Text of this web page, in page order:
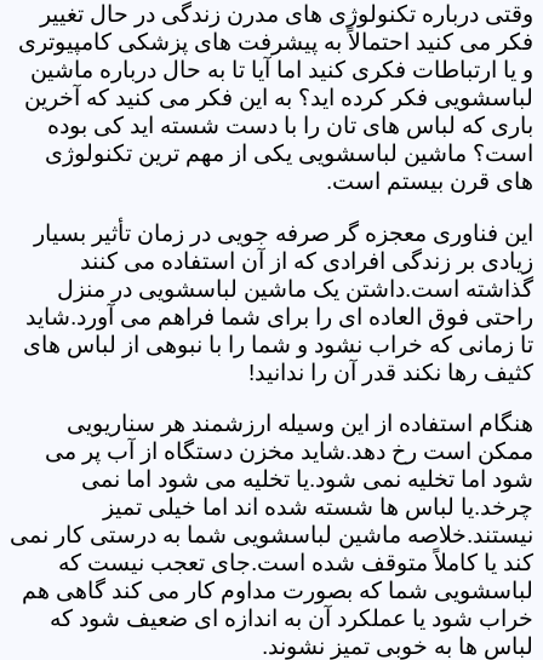
وقتی درباره تکنولوژی های مدرن زندگی در حال تغییر
فکر می کنید احتمالاً به پیشرفت های پزشکی کامپیوتری
و یا ارتباطات فکری کنید اما آیا تا به حال درباره ماشین
لباسشویی فکر کرده اید؟ به این فکر می کنید که آخرین
باری که لباس های تان را با دست شسته اید کی بوده
است؟ ماشین لباسشویی یکی از مهم ترین تکنولوژی
های قرن بیستم است.
این فناوری معجزه گر صرفه جویی در زمان تأثیر بسیار
زیادی بر زندگی افرادی که از آن استفاده می کنند
گذاشته است.داشتن یک ماشین لباسشویی در منزل
راحتی فوق العاده ای را برای شما فراهم می آورد.شاید
تا زمانی که خراب نشود و شما را با نبوهی از لباس های
کثیف رها نکند قدر آن را ندانید!
هنگام استفاده از این وسیله ارزشمند هر سناریویی
ممکن است رخ دهد.شاید مخزن دستگاه از آب پر می
شود اما تخلیه نمی شود.یا تخلیه می شود اما نمی
چرخد.یا لباس ها شسته شده اند اما خیلی تمیز
نیستند.خلاصه ماشین لباسشویی شما به درستی کار نمی
کند یا کاملاً متوقف شده است.جای تعجب نیست که
لباسشویی شما که بصورت مداوم کار می کند گاهی هم
خراب شود یا عملکرد آن به اندازه ای ضعیف شود که
لباس ها به خوبی تمیز نشوند.